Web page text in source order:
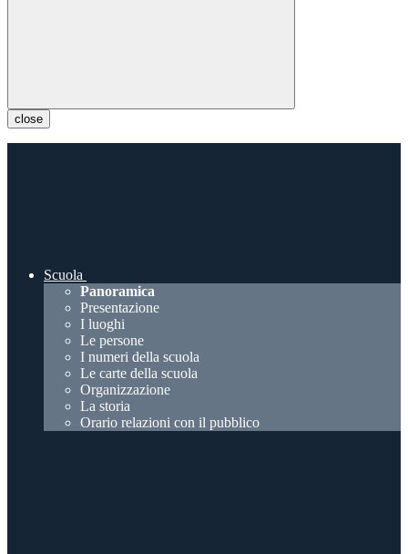
close
Scuola
Panoramica
Presentazione
I luoghi
Le persone
I numeri della scuola
Le carte della scuola
Organizzazione
La storia
Orario relazioni con il pubblico